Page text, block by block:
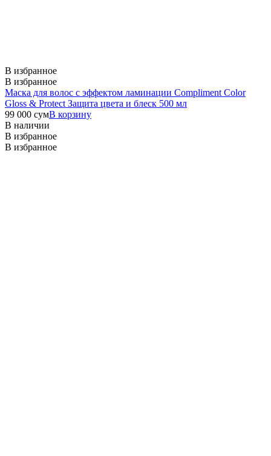
В избранное
В избранное
Маска для волос с эффектом ламинации Compliment Color
Gloss & Protect Защита цвета и блеск 500 мл
99 000 сумВ корзину
В наличии
В избранное
В избранное